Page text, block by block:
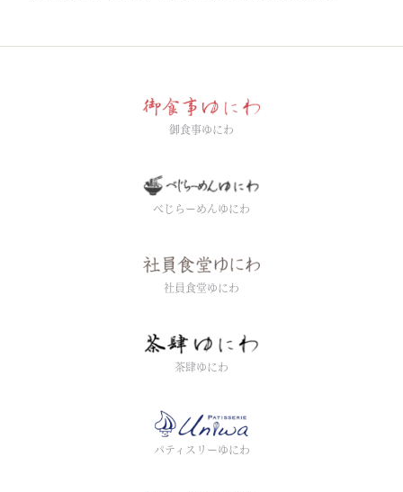
御食事ゆにわ
べじらーめんゆにわ
社員食堂ゆにわ
茶肆ゆにわ
パティスリーゆにわ